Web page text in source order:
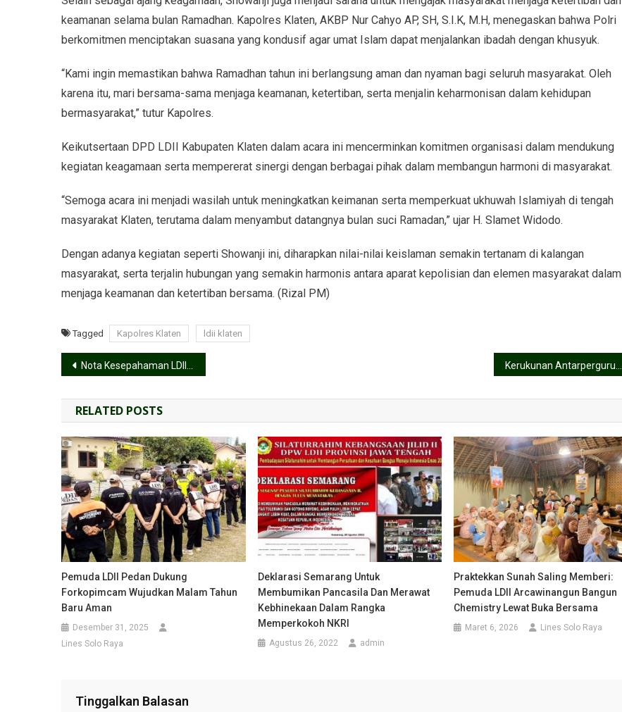
keamanan selama bulan Ramadhan. Kapolres Klaten, AKBP Nur Cahyo AP, SH, S.I.K, M.H, menegaskan bahwa Polri
berkomitmen menciptakan suasana yang kondusif agar umat Islam dapat menjalankan ibadah dengan khusyuk.
“Kami ingin memastikan bahwa Ramadhan tahun ini berlangsung aman dan nyaman bagi seluruh masyarakat. Oleh
karena itu, mari bersama-sama menjaga keamanan, ketertiban, serta menjalin keharmonisan dalam kehidupan
bermasyarakat,” tutur Kapolres.
Keikutsertaan DPD LDII Kabupaten Klaten dalam acara ini mencerminkan komitmen organisasi dalam mendukung
kegiatan keagamaan serta mempererat sinergi dengan berbagai pihak dalam membangun harmoni di masyarakat.
“Semoga acara ini menjadi wasilah untuk meningkatkan keimanan serta memperkuat ukhuwah Islamiyah di tengah
masyarakat Klaten, terutama dalam menyambut datangnya bulan suci Ramadan,” ujar H. Slamet Widodo.
Dengan adanya kegiatan seperti Showanji ini, diharapkan nilai-nilai keislaman semakin tertanam di kalangan
masyarakat, serta terjalin hubungan yang semakin harmonis antara aparat kepolisian dan elemen masyarakat dalam
menjaga keamanan dan ketertiban bersama. (Rizal PM)
Tagged Kapolres Klaten ldii klaten
Nota Kesepahaman LDII: Membangun Karakter Bangsa Melalui Sinergi
RELATED POSTS
Pemuda LDII Pedan Dukung
Forkopimcam Wujudkan Malam Tahun
Baru Aman
Desember 31, 2025
Lines Solo Raya
Deklarasi Semarang Untuk
Membumikan Pancasila Dan Merawat
Kebhinekaan Dalam Rangka
Memperkokoh NKRI
Agustus 26, 2022 admin
Praktekkan Sunah Saling Memberi:
Pemuda LDII Arcawinangun Bangun
Chemistry Lewat Buka Bersama
Maret 6, 2026 Lines Solo Raya
Tinggalkan Balasan